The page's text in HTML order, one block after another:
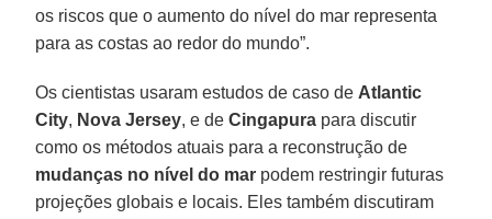
os riscos que o aumento do nível do mar representa
para as costas ao redor do mundo”.
Os cientistas usaram estudos de caso deAtlantic
City, Nova Jersey, e deCingapura para discutir
como os métodos atuais para a reconstrução de
mudanças no nível do mar podem restringir futuras
projeções globais e locais. Eles também discutiram